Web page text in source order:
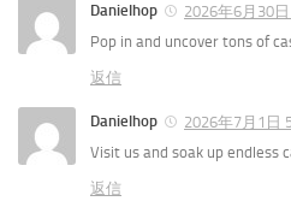
Danielhop
2026年6月30
Pop in and uncover tons of
返信
Danielhop
2026年7月1日
Visit us and soak up endless
返信